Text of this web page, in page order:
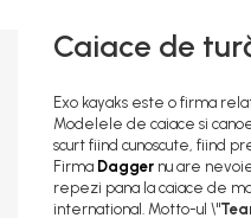
Caiace de
Exo kayaks este o firma
Modelele de caiace si
scurt fiind cunoscute, fiind
Firma Dagger nu are
repezi pana la caiace de
international. Motto-ul \"